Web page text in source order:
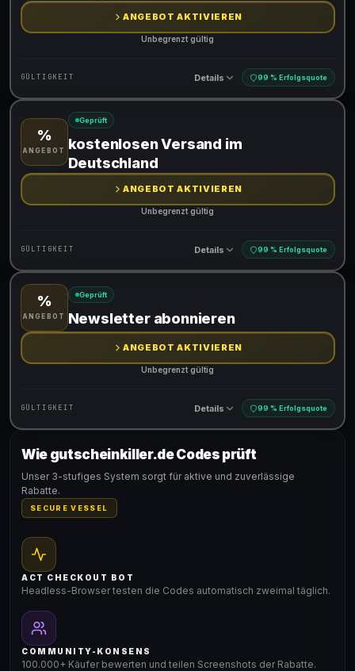
ANGEBOT AKTIVIEREN
Unbegrenzt gültig
GÜLTIGKEIT Details 99 % Erfolgsquote
Gültig für teilnehmende Produkte
%
ANGEBOT
Geprüft
kostenlosen Versand im
Deutschland
ANGEBOT AKTIVIEREN
Unbegrenzt gültig
GÜLTIGKEIT Details 99 % Erfolgsquote
Gültig für teilnehmende Produkte
%
ANGEBOT
Geprüft
Newsletter abonnieren
ANGEBOT AKTIVIEREN
Unbegrenzt gültig
GÜLTIGKEIT Details 99 % Erfolgsquote
Gültig für teilnehmende Produkte
Wie gutscheinkiller.de Codes prüft
Unser 3-stufiges System sorgt für aktive und zuverlässige
Rabatte.
SECURE VESSEL
ACT CHECKOUT BOT
Headless-Browser testen die Codes automatisch zweimal täglich.
COMMUNITY-KONSENS
100.000+ Käufer bewerten und teilen Screenshots der Rabatte.